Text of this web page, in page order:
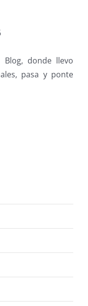
donde llevo
pasa y ponte